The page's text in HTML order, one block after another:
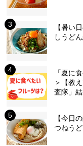
【暑い
しうど
「夏に
＞【教
査隊」
【今日
つねうど